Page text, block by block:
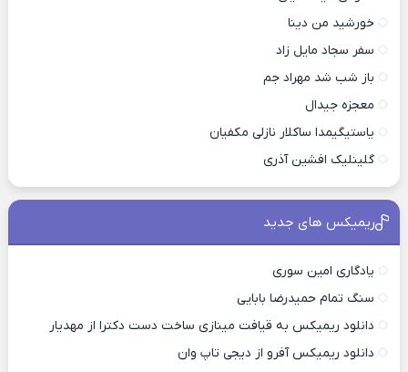
خورشید من دینا
سفر سجاد مایل زاد
باز شب شد مهراد جم
معجزه جیدال
یاستیگیمدا ساکلار نازلی مکفیان
گلینلیک افشین آذری
ریمیکس های جدید
یادگاری امین سوری
سنگ تمام حمیدرضا بابایی
دانلود ریمیکس به قیافت مینازی ساخت دست دکترا از مهدیار
دانلود ریمیکس آفرو از ديجی تاپ وان